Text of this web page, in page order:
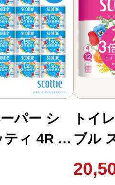
パー シ
ティ 4R ×
トイ
ブル
12P
0190]